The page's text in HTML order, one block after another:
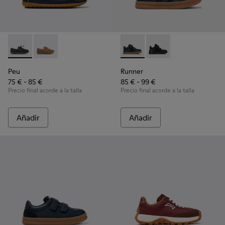
Peu - K800689-002 - Zapatos náuticos de piel azules para
Peu - K800689-004 - Zapatos náuticos de piel
Peu
75 € - 85 €
Precio final acorde a la talla
Añadir
Runner - K900384-001 -
Runner - K900384-
Runner
85 € - 99 €
Precio final acorde a la talla
Añadir